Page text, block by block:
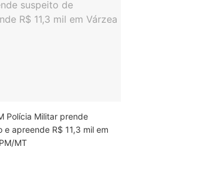
Polícia Militar prende
apreende R$ 11,3 mil em
MT